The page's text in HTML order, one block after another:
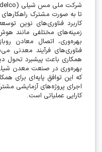
شرکت ملی مس شیلی
تا به صورت مشترک راهکارهای
کاربرد فناوری‌های نوین
زمینه‌های مختلفی مانند
بهره‌وری، اتصال معادن
فناوری‌های فرآیند معدنی
همکاری باعث پیشبرد تحول
بهره‌وری در صنعت معدن
که این توافق پایه‌ای برای
اجرای پروژه‌های آزمایشی
کارایی عملیاتی است.